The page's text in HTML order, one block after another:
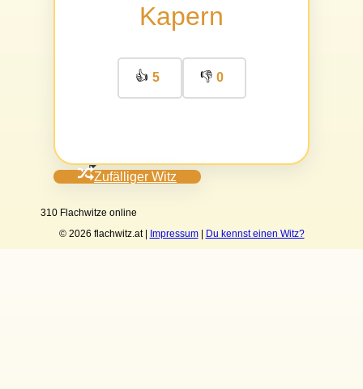
Kapern
👍 5 👎 0
Zufälliger Witz
310 Flachwitze online
© 2026 flachwitz.at | Impressum| Du kennst einen Witz?